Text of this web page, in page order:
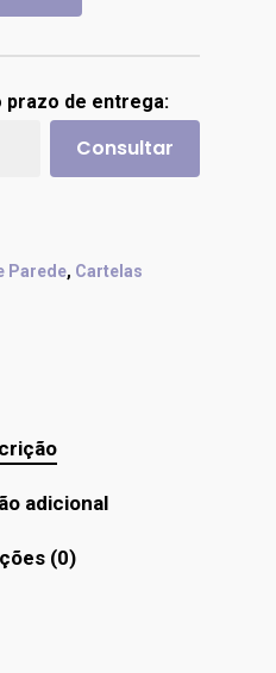
de entrega:
Consultar
Parede, Cartelas
adicional
(0)